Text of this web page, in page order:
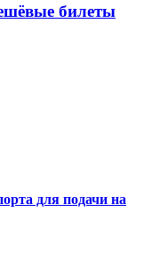
билеты
для подачи на